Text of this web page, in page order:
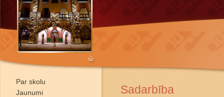
Par skolu
Jaunumi
Sadarbība